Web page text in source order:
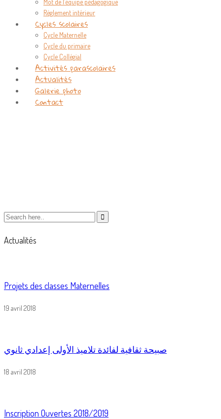
Mot de l’équipe pédagogique
Règlement intérieur
Cycles scolaires
Cycle Maternelle
Cycle du primaire
Cycle Collégial
Activités parascolaires
Actualités
Galerie photo
Contact
Actualités
Projets des classes Maternelles
19 avril 2018
صبيحة ثقافية لفائدة تلاميذ الأولى إعدادي ثانوي
18 avril 2018
Inscription Ouvertes 2018/2019